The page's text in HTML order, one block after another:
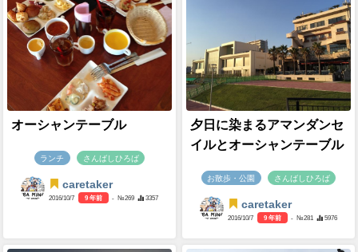
オーシャンテーブル
ランチ さんばしひろば
caretaker
2016/10/7 9 年前 - №269 3357
夕日に染まるアマンダンセ
イルとオーシャンテーブル
お散歩・公園 さんばしひろば
caretaker
2016/10/7 9 年前 - №281 5976